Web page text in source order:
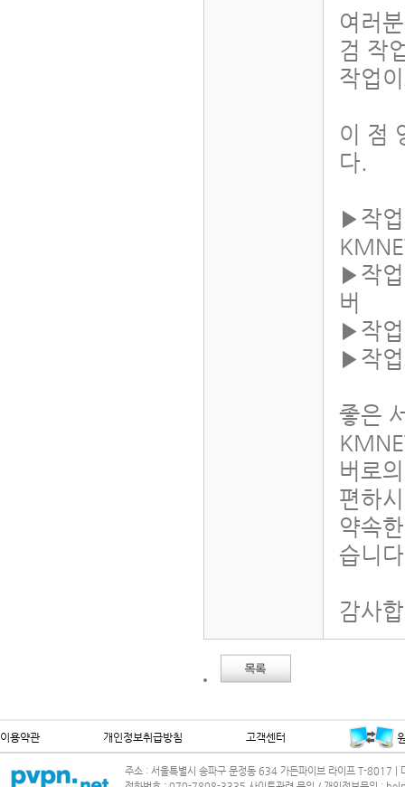
여러
검 작
작업
이 점
다.
▶작
▶작
버
▶작
▶작
좋은
버로
편하
약속
습니
감사
이용약관 개인정보취급방침 고객센터
주소 : 서울특별시 송파구 문정동 634 가든파이브 라이프 T-8017